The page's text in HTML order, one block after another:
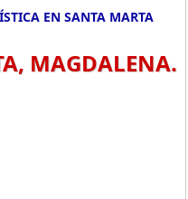
EN SANTA MARTA
MAGDALENA.